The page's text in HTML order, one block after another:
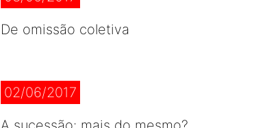
De omissão coletiva
02/06/2017